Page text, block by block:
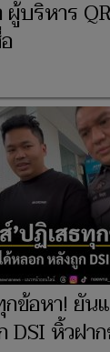
บริหาร
ข้อหา! ยัน
DSI หิ้วฝา